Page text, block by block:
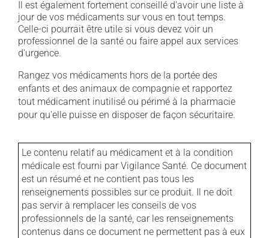
Il est également fortement conseillé d'avoir une liste à
jour de vos médicaments sur vous en tout temps.
Celle-ci pourrait être utile si vous devez voir un
professionnel de la santé ou faire appel aux services
d'urgence.
Rangez vos médicaments hors de la portée des
enfants et des animaux de compagnie et rapportez
tout médicament inutilisé ou périmé à la pharmacie
pour qu'elle puisse en disposer de façon sécuritaire.
Le contenu relatif au médicament et à la condition
médicale est fourni par Vigilance Santé. Ce document
est un résumé et ne contient pas tous les
renseignements possibles sur ce produit. Il ne doit
pas servir à remplacer les conseils de vos
professionnels de la santé, car les renseignements
contenus dans ce document ne permettent pas à eux